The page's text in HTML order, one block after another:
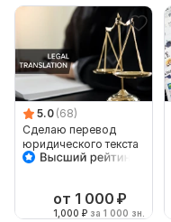
5.0 (68)
Сделаю перевод
юридического текста
от 1 000 ₽
1,000 ₽ за 1 000 зн.